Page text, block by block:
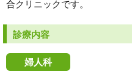
合クリニックです。
診療内容
婦人科